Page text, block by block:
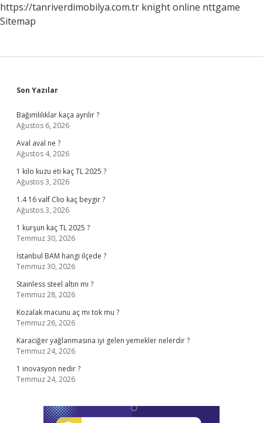
https://tanriverdimobilya.com.tr knight online nttgame
Sitemap
Sidebar
Son Yazılar
Bağımlılıklar kaça ayrılır ?
Ağustos 6, 2026
Aval aval ne ?
Ağustos 4, 2026
1 kilo kuzu eti kaç TL 2025 ?
Ağustos 3, 2026
1.4 16 valf Clio kaç beygir ?
Ağustos 3, 2026
1 kurşun kaç TL 2025 ?
Temmuz 30, 2026
İstanbul BAM hangi ilçede ?
Temmuz 30, 2026
Stainless steel altın mı ?
Temmuz 28, 2026
Kozalak macunu aç mı tok mu ?
Temmuz 26, 2026
Karaciğer yağlanmasına iyi gelen yemekler nelerdir ?
Temmuz 24, 2026
1 inovasyon nedir ?
Temmuz 24, 2026